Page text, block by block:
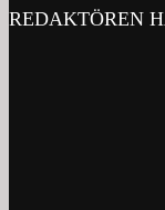
REDAKTÖREN